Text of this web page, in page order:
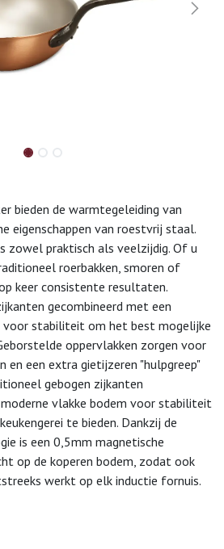
bieden de warmtegeleiding van
eigenschappen van roestvrij staal.
zowel praktisch als veelzijdig. Of u
roerbakken, smoren of
keer consistente resultaten.
gecombineerd met een
voor stabiliteit om het best mogelijke
oppervlakken zorgen voor
en een extra gietijzeren "hulpgreep"
gebogen zijkanten
vlakke bodem voor stabiliteit
te bieden. Dankzij de
is een 0,5mm magnetische
op de koperen bodem, zodat ook
werkt op elk inductie fornuis.